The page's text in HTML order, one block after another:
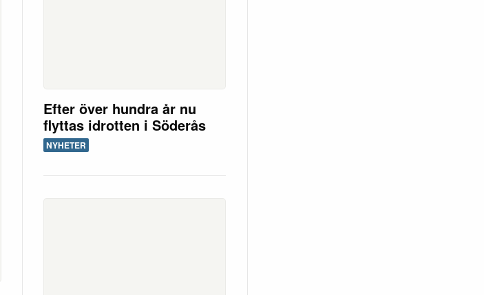
Efter över hundra år nu
flyttas idrotten i Söderås
NYHETER